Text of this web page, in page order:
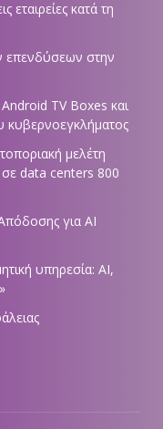
εταιρείες κατά τη
επενδύσεων στην
TV Boxes και
κυβερνοεγκλήματος
μελέτη
data centers 800
για AI
υπηρεσία: AI,